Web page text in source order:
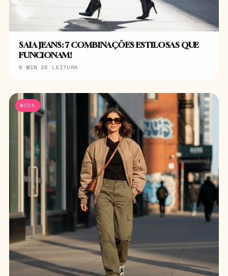
SAIA JEANS: 7 COMBINAÇÕES ESTILOSAS QUE
FUNCIONAM!
8 MIN DE LEITURA
MODA